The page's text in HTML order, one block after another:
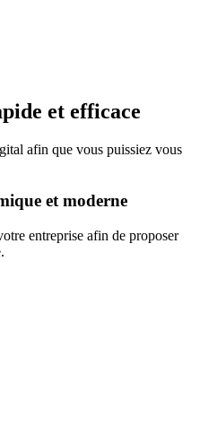
et efficace
afin que vous puissiez vous
et moderne
entreprise afin de proposer